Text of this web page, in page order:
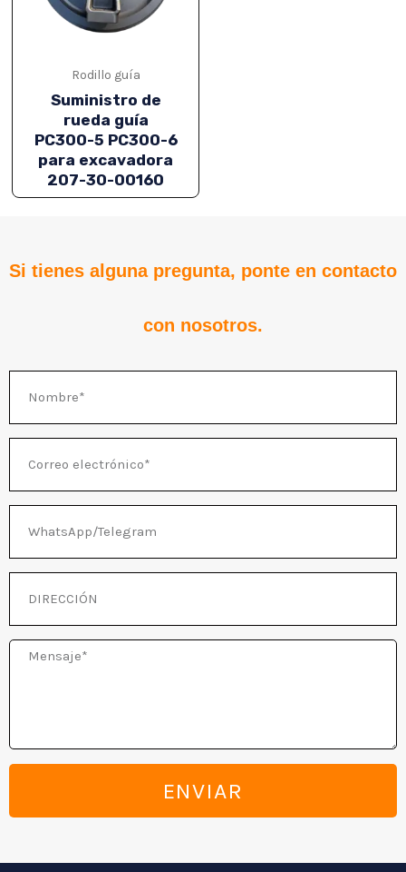
Rodillo guía
Suministro de
rueda guía
PC300-5 PC300-6
para excavadora
207-30-00160
Si tienes alguna pregunta, ponte en contacto
con nosotros.
Mensaje
ENVIAR